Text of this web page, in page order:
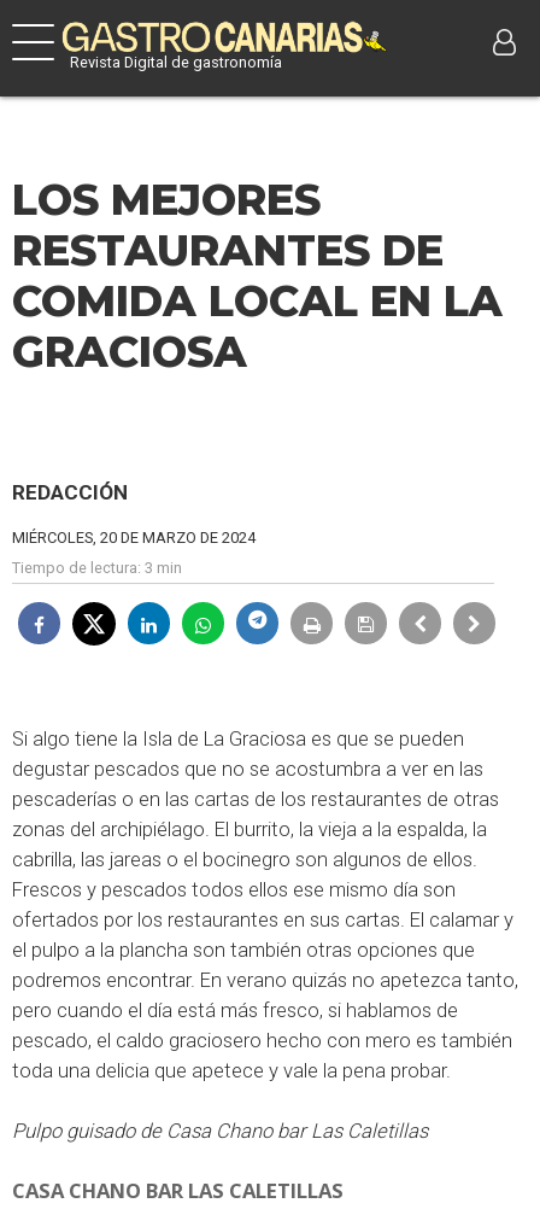
Revista Digital de gastronomía
LOS MEJORES
RESTAURANTES DE
COMIDA LOCAL EN LA
GRACIOSA
REDACCIÓN
MIÉRCOLES, 20 DE MARZO DE 2024
Tiempo de lectura: 3 min
Si algo tiene la Isla de La Graciosa es que se pueden
degustar pescados que no se acostumbra a ver en las
pescaderías o en las cartas de los restaurantes de otras
zonas del archipiélago. El burrito, la vieja a la espalda, la
cabrilla, las jareas o el bocinegro son algunos de ellos.
Frescos y pescados todos ellos ese mismo día son
ofertados por los restaurantes en sus cartas. El calamar y
el pulpo a la plancha son también otras opciones que
podremos encontrar. En verano quizás no apetezca tanto,
pero cuando el día está más fresco, si hablamos de
pescado, el caldo graciosero hecho con mero es también
toda una delicia que apetece y vale la pena probar.
Pulpo guisado de Casa Chano bar Las Caletillas
CASA CHANO BAR LAS CALETILLAS